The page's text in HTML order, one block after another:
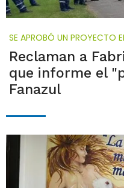
SE APROBÓ UN PROYECTO
Reclaman a
que informe el
Fanazul